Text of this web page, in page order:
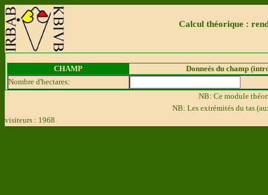
Calcul théorique :
CHAMP
Donneés du champ
Nombre d'hectares:
NB: Ce module
NB: Les extrémités du tas
visiteurs : 1968